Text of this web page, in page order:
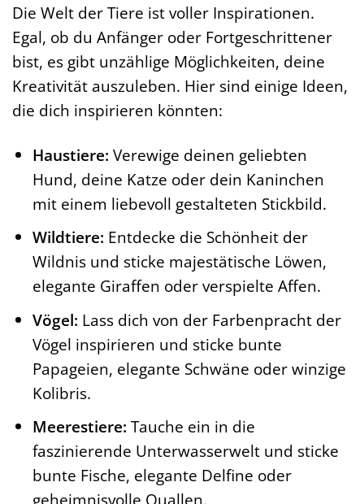
Die Welt der Tiere ist voller Inspirationen.
Egal, ob du Anfänger oder Fortgeschrittener
bist, es gibt unzählige Möglichkeiten, deine
Kreativität auszuleben. Hier sind einige Ideen,
die dich inspirieren könnten:
Haustiere: Verewige deinen geliebten
Hund, deine Katze oder dein Kaninchen
mit einem liebevoll gestalteten Stickbild.
Wildtiere: Entdecke die Schönheit der
Wildnis und sticke majestätische Löwen,
elegante Giraffen oder verspielte Affen.
Vögel: Lass dich von der Farbenpracht der
Vögel inspirieren und sticke bunte
Papageien, elegante Schwäne oder winzige
Kolibris.
Meerestiere: Tauche ein in die
faszinierende Unterwasserwelt und sticke
bunte Fische, elegante Delfine oder